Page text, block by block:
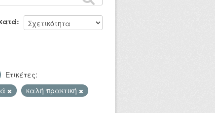
Ετικέτες:
καλή πρακτική